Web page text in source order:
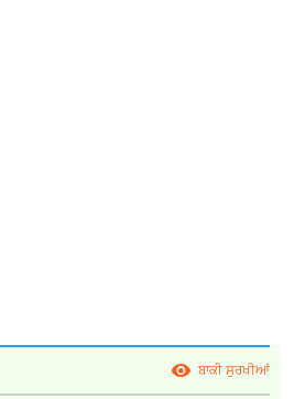
ਬਾਕੀ ਸੁਰਖੀਆਂ